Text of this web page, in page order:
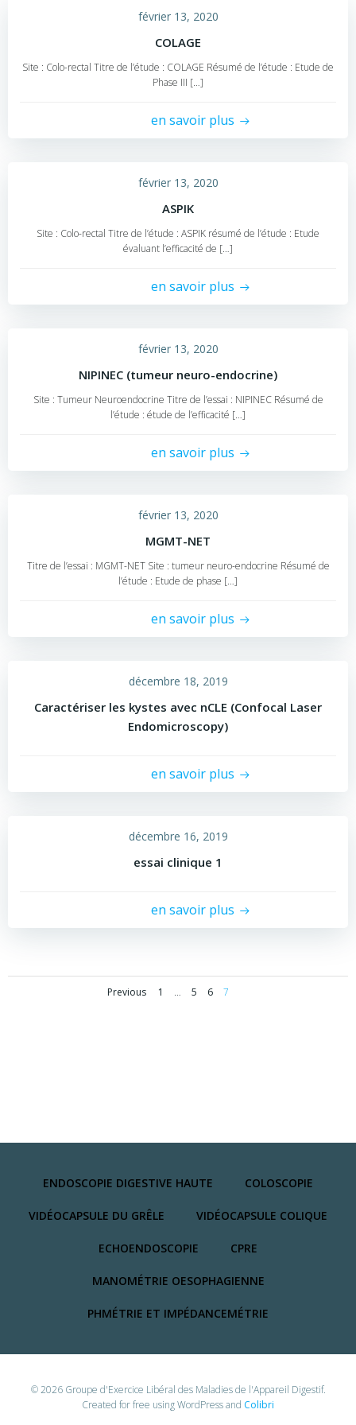
février 13, 2020
COLAGE
Site : Colo-rectal Titre de l’étude : COLAGE Résumé de l’étude : Etude de
Phase III […]
en savoir plus
février 13, 2020
ASPIK
Site : Colo-rectal Titre de l’étude : ASPIK résumé de l’étude : Etude
évaluant l’efficacité de […]
en savoir plus
février 13, 2020
NIPINEC (tumeur neuro-endocrine)
Site : Tumeur Neuroendocrine Titre de l’essai : NIPINEC Résumé de
l’étude : étude de l’efficacité […]
en savoir plus
février 13, 2020
MGMT-NET
Titre de l’essai : MGMT-NET Site : tumeur neuro-endocrine Résumé de
l’étude : Etude de phase […]
en savoir plus
décembre 18, 2019
Caractériser les kystes avec nCLE (Confocal Laser
Endomicroscopy)
en savoir plus
décembre 16, 2019
essai clinique 1
en savoir plus
Posts
Previous
Posts
Page
1 … Page
5 Page
6 Page
7
ENDOSCOPIE DIGESTIVE HAUTE COLOSCOPIE
VIDÉOCAPSULE DU GRÊLE VIDÉOCAPSULE COLIQUE
ECHOENDOSCOPIE CPRE
MANOMÉTRIE OESOPHAGIENNE
PHMÉTRIE ET IMPÉDANCEMÉTRIE
© 2026 Groupe d'Exercice Libéral des Maladies de l'Appareil Digestif.
Created for free using WordPress and Colibri